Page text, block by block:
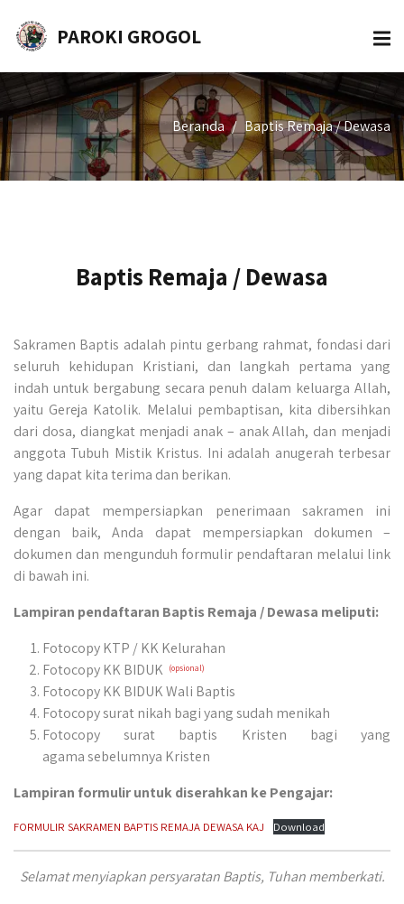
PAROKI GROGOL
Beranda Baptis Remaja / Dewasa
Baptis Remaja / Dewasa
Sakramen Baptis adalah pintu gerbang rahmat, fondasi dari
seluruh kehidupan Kristiani, dan langkah pertama yang
indah untuk bergabung secara penuh dalam keluarga Allah,
yaitu Gereja Katolik. Melalui pembaptisan, kita dibersihkan
dari dosa, diangkat menjadi anak – anak Allah, dan menjadi
anggota Tubuh Mistik Kristus. Ini adalah anugerah terbesar
yang dapat kita terima dan berikan.
Agar dapat mempersiapkan penerimaan sakramen ini
dengan baik, Anda dapat mempersiapkan dokumen –
dokumen dan mengunduh formulir pendaftaran melalui link
di bawah ini.
Lampiran pendaftaran Baptis Remaja / Dewasa meliputi:
Fotocopy KTP / KK Kelurahan
Fotocopy KK BIDUK (opsional)
Fotocopy KK BIDUK Wali Baptis
Fotocopy surat nikah bagi yang sudah menikah
Fotocopy surat baptis Kristen bagi yang
agama sebelumnya Kristen
Lampiran formulir untuk diserahkan ke Pengajar:
FORMULIR SAKRAMEN BAPTIS REMAJA DEWASA KAJ Download
Selamat menyiapkan persyaratan Baptis, Tuhan memberkati.